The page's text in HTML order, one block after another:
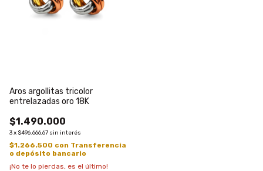
Aros argollitas tricolor
entrelazadas oro 18K
$1.490.000
3x $496.666,67 sin interés
$1.266.500 con Transferencia
o depósito bancario
¡No te lo pierdas, es el último!